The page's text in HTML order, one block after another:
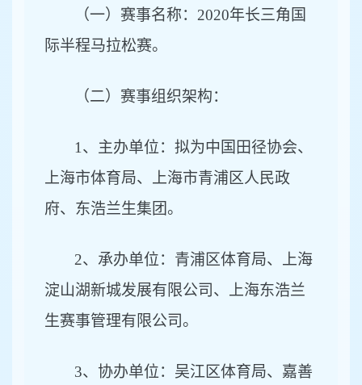
（一）赛事名称：2020年长三角国
际半程马拉松赛。
（二）赛事组织架构：
1、主办单位：拟为中国田径协会、
上海市体育局、上海市青浦区人民政
府、东浩兰生集团。
2、承办单位：青浦区体育局、 上海
淀山湖新城发展有限公司、 上海东浩兰
生赛事管理有限公司。
3、协办单位：吴江区体育局、嘉善